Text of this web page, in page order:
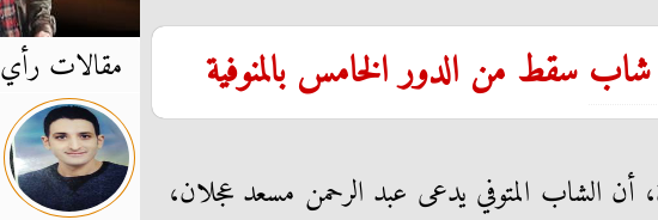
سقط من الدور الخامس بالمنوفية
أن الشاب المتوفي يدعى عبد الرحمن مسعد عجلان،
مقالات رأي